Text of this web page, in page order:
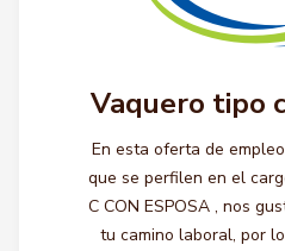
Vaquero tipo
En esta oferta de
que se perfilen en el
C CON ESPOSA , nos
tu camino laboral, por